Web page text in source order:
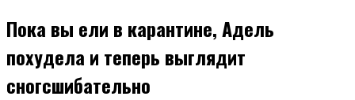
Пока вы ели в карантине, Адель
похудела и теперь выглядит
сногсшибательно